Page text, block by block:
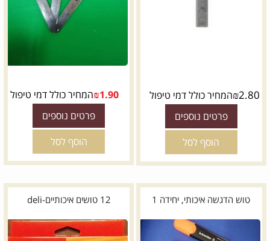
₪2.80 המחיר כולל דמי טיפול
פרטים נוספים
הוסף לסל
₪1.90 המחיר כולל דמי טיפול
פרטים נוספים
הוסף לסל
טוש הדגשה איכותי, יחידה 1 12 טושים איכותיים-deli